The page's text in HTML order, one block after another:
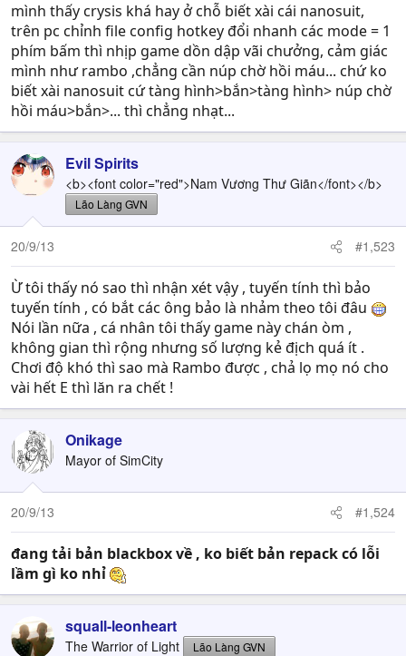
mình thấy crysis khá hay ở chỗ biết xài cái nanosuit,
trên pc chỉnh file config hotkey đổi nhanh các mode = 1
phím bấm thì nhịp game dồn dập vãi chưởng, cảm giác
mình như rambo ,chẳng cần núp chờ hồi máu... chứ ko
biết xài nanosuit cứ tàng hình>bắn>tàng hình> núp chờ
hồi máu>bắn>... thì chẳng nhạt...
Evil Spirits
<b><font color="red">Nam Vương Thư Giãn</font></b>
Lão Làng GVN
20/9/13 #1,523
Ừ tôi thấy nó sao thì nhận xét vậy , tuyến tính thì bảo
tuyến tính , có bắt các ông bảo là nhảm theo tôi đâu
Nói lần nữa , cá nhân tôi thấy game này chán òm ,
không gian thì rộng nhưng số lượng kẻ địch quá ít .
Chơi độ khó thì sao mà Rambo được , chả lọ mọ nó cho
vài hết E thì lăn ra chết !
Onikage
Mayor of SimCity
20/9/13 #1,524
đang tải bản blackbox về , ko biết bản repack có lỗi
lầm gì ko nhỉ
squall-leonheart
The Warrior of Light Lão Làng GVN